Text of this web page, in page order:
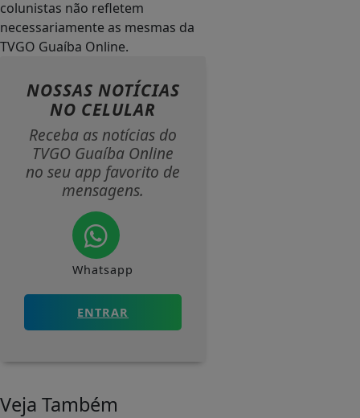
colunistas não refletem
necessariamente as mesmas da
TVGO Guaíba Online.
NOSSAS NOTÍCIAS
NO CELULAR
Receba as notícias do
TVGO Guaíba Online
no seu app favorito de
mensagens.
Whatsapp
ENTRAR
Veja Também